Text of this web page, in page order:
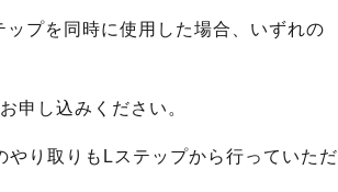
プを同時に使用した場合、いずれの
お申し込みください。
り取りもLステップから行っていただ